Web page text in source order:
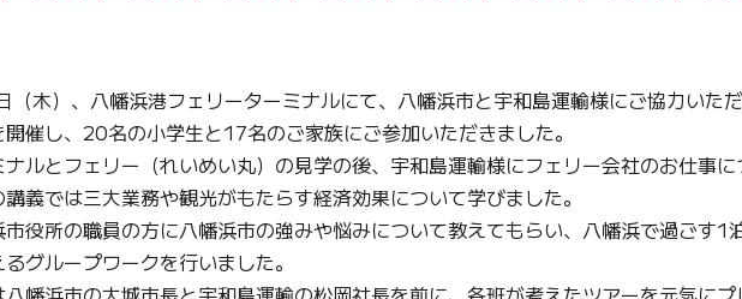
（木）、八幡浜港フェリーターミナルにて、八幡浜市と宇和島運輸様にご協力いた
開催し、20名の小学生と17名のご家族にご参加いただきました。
ナルとフェリー（れいめい丸）の見学の後、宇和島運輸様にフェリー会社のお仕事に
講義では三大業務や観光がもたらす経済効果について学びました。
市役所の職員の方に八幡浜市の強みや悩みについて教えてもらい、八幡浜で過ごす1
グループワークを行いました。